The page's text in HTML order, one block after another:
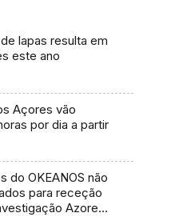
lapas resulta em
este ano
Açores vão
por dia a partir
do OKEANOS não
para receção
Azores